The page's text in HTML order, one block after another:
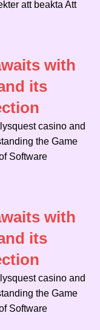
att beakta Att
with
its
casino and
the Game
Software
with
its
casino and
the Game
Software